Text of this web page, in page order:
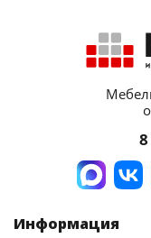
Информация